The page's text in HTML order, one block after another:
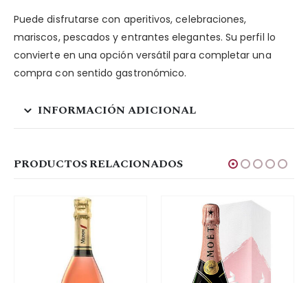
Puede disfrutarse con aperitivos, celebraciones,
mariscos, pescados y entrantes elegantes. Su perfil lo
convierte en una opción versátil para completar una
compra con sentido gastronómico.
INFORMACIÓN ADICIONAL
PRODUCTOS RELACIONADOS